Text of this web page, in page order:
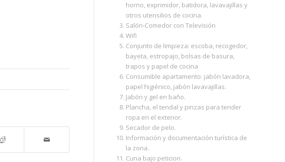
horno, exprimidor, batidora, lavavajillas y
otros utensilios de cocina.
Salón‐Comedor con Televisión
Wifi
Conjunto de limpieza: escoba, recogedor,
bayeta, estropajo, bolsas de basura,
trapos y papel de cocina
Consumible apartamento: jabón lavadora,
papel higiénico, jabón lavavajillas.
Jabón y gel en baño.
Plancha, el tendal y pinzas para tender
ropa en el exterior.
Secador de pelo.
Información y documentación turística de
la zona.
Cuna bajo peticion.